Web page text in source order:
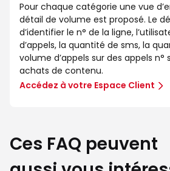
Pour chaque catégorie une vue
détail de volume est proposé. Le
d’identifier le n° de la ligne,
d’appels, la quantité de sms, la
volume d’appels sur des appels n°
achats de contenu.
Accédez à votre Espace Client
Ces FAQ peuvent